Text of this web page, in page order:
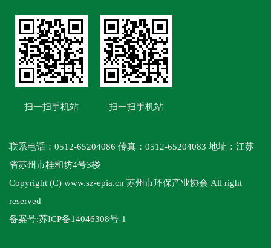
扫一扫手机站 扫一扫手机站
联系电话：0512-65204086 传真：0512-65204083 地址：江苏
省苏州市桂和坊4号3楼
Copyright (C) www.sz-epia.cn 苏州市环保产业协会 All right
reserved
备案号:苏ICP备14046308号-1